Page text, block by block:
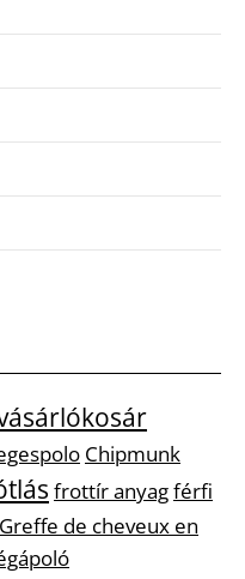
Chipmunk
frottír anyagférfi
Greffe de cheveux en